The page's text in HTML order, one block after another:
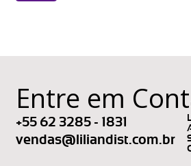
Entre em
+55 62 3285 - 1831
vendas@liliandist.com.br